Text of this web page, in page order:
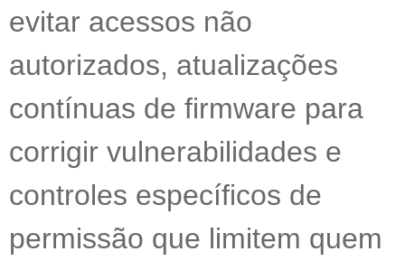
evitar acessos não
autorizados, atualizações
contínuas de firmware para
corrigir vulnerabilidades e
controles específicos de
permissão que limitem quem